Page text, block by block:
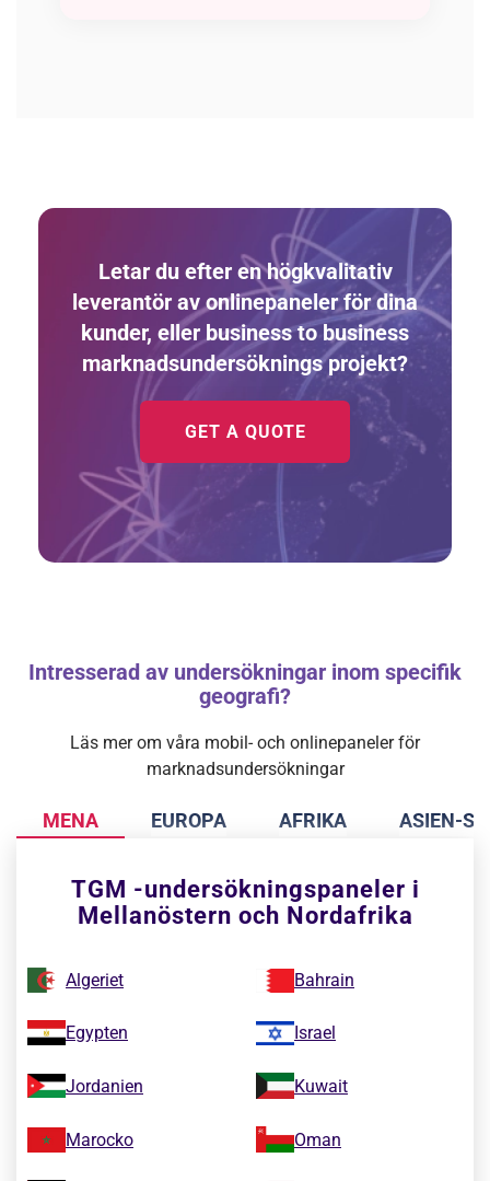
Letar du efter en högkvalitativ
leverantör av onlinepaneler för dina
kunder, eller business to business
marknadsundersöknings projekt?
GET A QUOTE
Intresserad av undersökningar inom specifik
geografi?
Läs mer om våra mobil- och onlinepaneler för
marknadsundersökningar
MENA EUROPA AFRIKA ASIEN-
TGM -undersökningspaneler i
Mellanöstern och Nordafrika
Algeriet Bahrain
Egypten Israel
Jordanien Kuwait
Marocko Oman